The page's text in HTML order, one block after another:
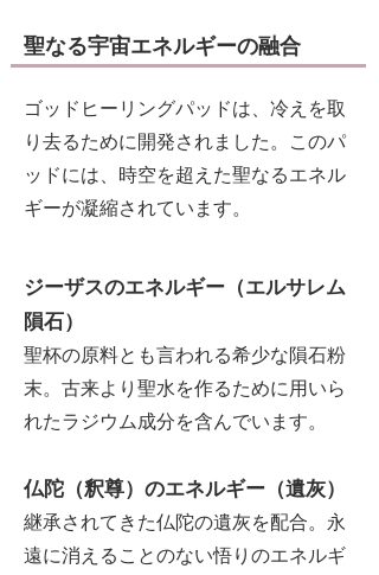
​聖なる宇宙エネルギーの融合
ゴッドヒーリングパッドは、冷えを取
り去るために開発されました。このパ
ッドには、時空を超えた聖なるエネル
ギーが凝縮されています。
ジーザスのエネルギー（エルサレム
隕石）
聖杯の原料とも言われる希少な隕石粉
末。古来より聖水を作るために用いら
れたラジウム成分を含んでいます。
仏陀（釈尊）のエネルギー（遺灰）
継承されてきた仏陀の遺灰を配合。永
遠に消えることのない悟りのエネルギ